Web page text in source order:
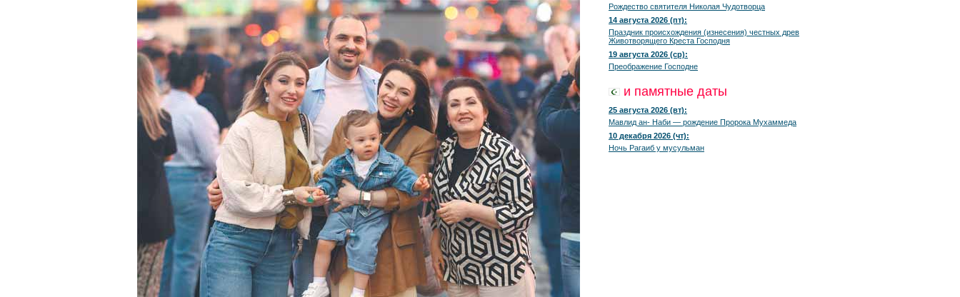
Рождество святителя Николая Чудотворца
14 августа 2026 (пт):
Праздник происхождения (изнесения) честных древ
Животворящего Креста Господня
19 августа 2026 (ср):
Преображение Господне
и памятные даты
25 августа 2026 (вт):
Мавлид ан- Наби — рождение Пророка Мухаммеда
10 декабря 2026 (чт):
Ночь Рагаиб у мусульман